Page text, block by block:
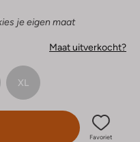
je eigen maat
Maat uitverkocht?
XL
Favoriet